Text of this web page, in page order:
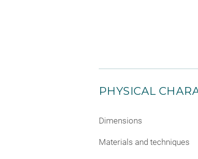
PHYSICAL
Dimensions
Materials and techniques